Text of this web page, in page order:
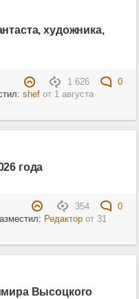
художника,
1 626
0
shefот 1 августа
года
354
0
Редакторот 31
Высоцкого